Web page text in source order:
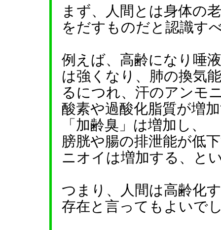
まず、人間とは身体の
をだすものだと認識す
例えば、高齢になり唾
は強くなり、肺の換気
るにつれ、汗のアンモ
酸素や過酸化脂質が増
「加齢臭」は増加し、
膀胱や腸の排泄能が低
ニオイは増加する、と
つまり、人間は高齢化
存在と言ってもよいで